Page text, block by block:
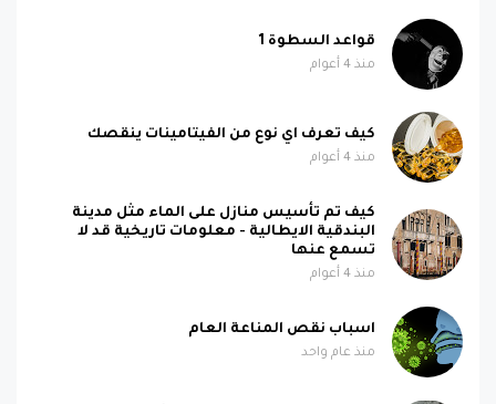
قواعد السطوة 1
منذ 4 أعوام
كيف تعرف اي نوع من الفيتامينات ينقصك
منذ 4 أعوام
كيف تم تأسيس منازل على الماء مثل مدينة
البندقية الايطالية - معلومات تاريخية قد لا
تسمع عنها
منذ 4 أعوام
اسباب نقص المناعة العام
منذ عام واحد